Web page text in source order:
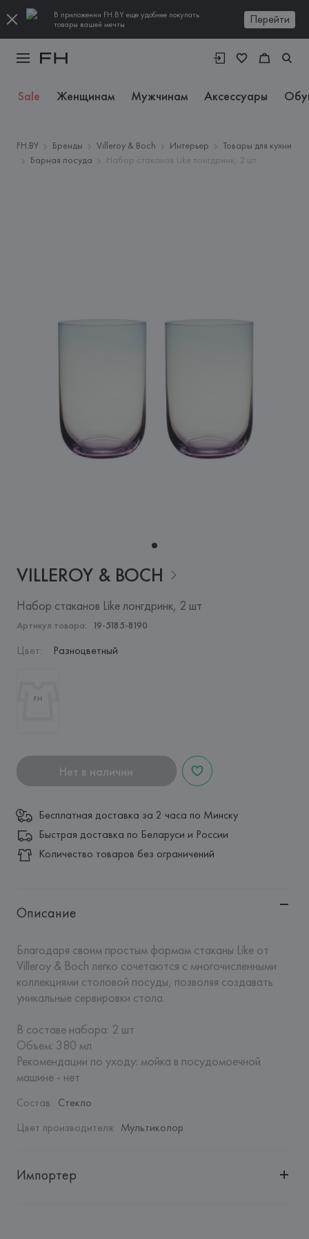
В приложении FH.BY еще удобнее покупать
товары вашей мечты
Перейти
Sale Женщинам Мужчинам Аксессуары
FH.BY Бренды Villeroy & Boch Интерьер
Товары для кухни
Барная посуда
Набор стаканов Like лонгдринк, 2 шт
VILLEROY & BOCH
Набор стаканов Like лонгдринк, 2 шт
Артикул товара: 19-5185-8190
Цвет: Разноцветный
Нет в наличии
Бесплатная доставка за 2 часа по Минску
Быстрая доставка по Беларуси и России
Количество товаров без ограничений
Описание
Благодаря своим простым формам стаканы Like от
Villeroy & Boch легко сочетаются с многочисленными
коллекциями столовой посуды, позволяя создавать
уникальные сервировки стола.
В составе набора: 2 шт
Объем: 380 мл
Рекомендации по уходу: мойка в посудомоечной
машине - нет
Состав: Стекло
Цвет производителя: Мультиколор
Импортер